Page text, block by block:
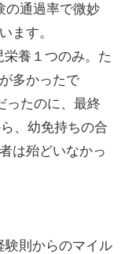
の通過率で微妙
ます。
養１つのみ。た
多かったで
ったのに、最終
、幼免持ちの合
は殆どいなかっ
験則からのマイル